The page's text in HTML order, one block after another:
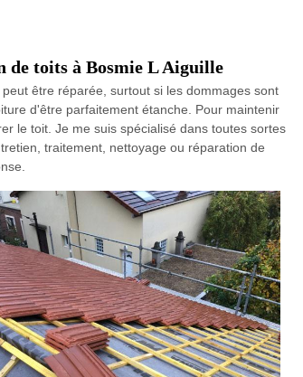
toits à Bosmie L Aiguille
être réparée, surtout si les dommages sont
d'être parfaitement étanche. Pour maintenir
le toit. Je me suis spécialisé dans toutes sortes
traitement, nettoyage ou réparation de